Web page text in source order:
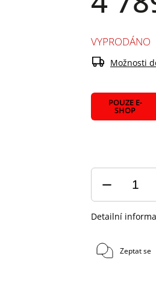
POUZE E-
SHOP
VYPRODÁNO
Možnosti
Detailní
Zeptat se